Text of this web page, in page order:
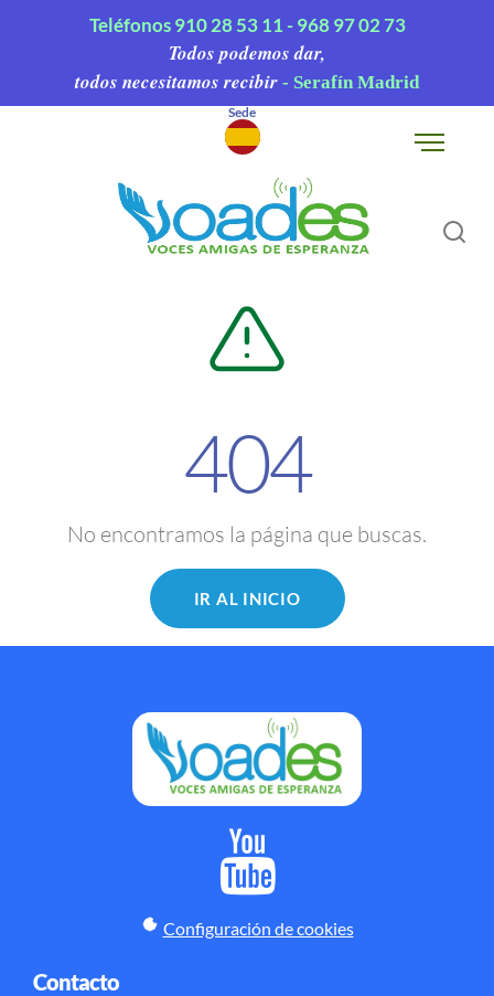
Teléfonos910 28 53 11 -968 97 02 73
Todos podemos dar,
todos necesitamos recibir - Serafín Madrid
Sede
404
No encontramos la página que buscas.
IR AL INICIO
Configuración de cookies
Contacto